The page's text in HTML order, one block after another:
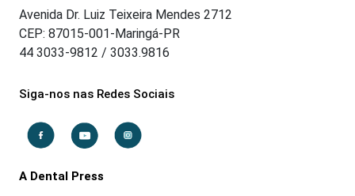
Avenida Dr. Luiz Teixeira Mendes 2712
CEP: 87015-001-Maringá-PR
44 3033-9812 / 3033.9816
Siga-nos nas Redes Sociais
A Dental Press